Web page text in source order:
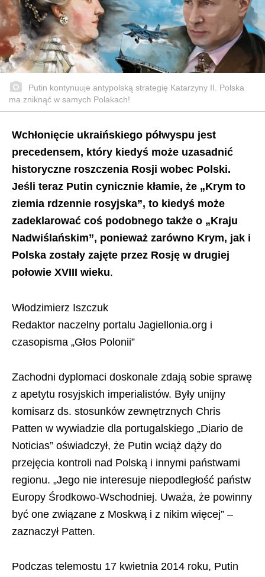
Putin kontynuuje antypolską strategię Katarzyny II. Polska
ma zniknąć w samych Polakach!
Wchłonięcie ukraińskiego półwyspu jest
precedensem, który kiedyś może uzasadnić
historyczne roszczenia Rosji wobec Polski.
Jeśli teraz Putin cynicznie kłamie, że „Krym to
ziemia rdzennie rosyjska”, to kiedyś może
zadeklarować coś podobnego także o „Kraju
Nadwiślańskim”, ponieważ zarówno Krym, jak i
Polska zostały zajęte przez Rosję w drugiej
połowie XVIII wieku.
Włodzimierz Iszczuk
Redaktor naczelny portalu Jagiellonia.org i
czasopisma „Głos Polonii”
Zachodni dyplomaci doskonale zdają sobie sprawę
z apetytu rosyjskich imperialistów. Były unijny
komisarz ds. stosunków zewnętrznych Chris
Patten w wywiadzie dla portugalskiego „Diario de
Noticias” oświadczył, że Putin wciąż dąży do
przejęcia kontroli nad Polską i innymi państwami
regionu. „Jego nie interesuje niepodległość państw
Europy Środkowo-Wschodniej. Uważa, że powinny
być one związane z Moskwą i z nikim więcej” –
zaznaczył Patten.
Podczas telemostu 17 kwietnia 2014 roku, Putin